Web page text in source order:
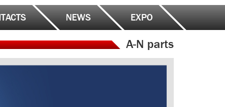
NEWS EXPO
A-N parts